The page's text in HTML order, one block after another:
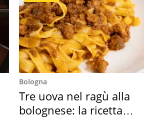
Bologna
Tre uova nel ragù alla
bolognese: la ricetta